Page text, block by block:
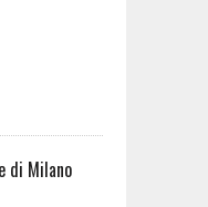
di Milano